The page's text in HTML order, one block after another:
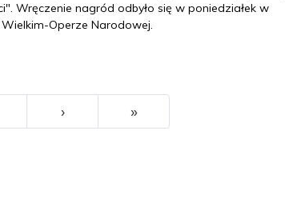
Wręczenie nagród odbyło się w poniedziałek w
Operze Narodowej.
››› »Ostatni